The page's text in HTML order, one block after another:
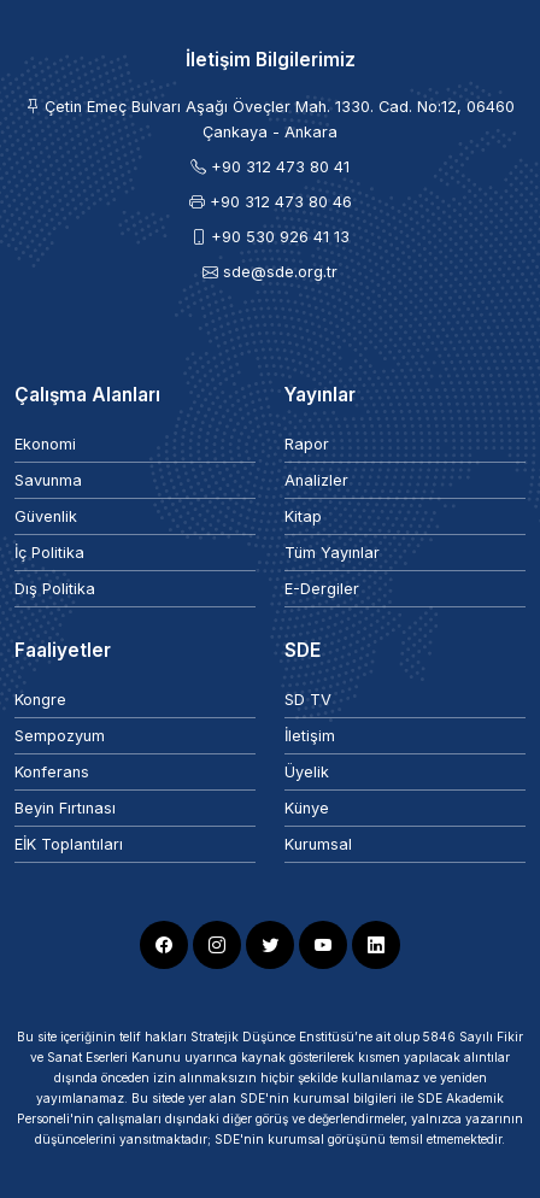
İletişim Bilgilerimiz
Çetin Emeç Bulvarı Aşağı Öveçler Mah. 1330. Cad. No:12, 06460
Çankaya - Ankara
+90 312 473 80 41
+90 312 473 80 46
+90 530 926 41 13
sde@sde.org.tr
Çalışma Alanları
Ekonomi
Savunma
Güvenlik
İç Politika
Dış Politika
Yayınlar
Rapor
Analizler
Kitap
Tüm Yayınlar
E-Dergiler
Faaliyetler
Kongre
Sempozyum
Konferans
Beyin Fırtınası
EİK Toplantıları
SDE
SD TV
İletişim
Üyelik
Künye
Kurumsal
Bu site içeriğinin telif hakları Stratejik Düşünce Enstitüsü’ne ait olup 5846 Sayılı Fikir
ve Sanat Eserleri Kanunu uyarınca kaynak gösterilerek kısmen yapılacak alıntılar
dışında önceden izin alınmaksızın hiçbir şekilde kullanılamaz ve yeniden
yayımlanamaz. Bu sitede yer alan SDE'nin kurumsal bilgileri ile SDE Akademik
Personeli'nin çalışmaları dışındaki diğer görüş ve değerlendirmeler, yalnızca yazarının
düşüncelerini yansıtmaktadır; SDE'nin kurumsal görüşünü temsil etmemektedir.